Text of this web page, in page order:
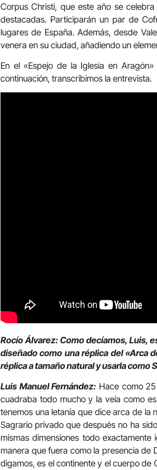
Corpus Christi, que este año se
destacadas. Participarán un par de
lugares de España. Además, desde
venera en su ciudad, añadiendo un
En el «Espejo de la Iglesia en
continuación, transcribimos la entrevista.
Rocío Álvarez: Como decíamos, Luis,
diseñado como una réplica del «Arca
réplica a tamaño natural y usarla como
Luis Manuel Fernández: Hace como
cuadraba todo mucho y la veía como
tenemos una letanía que dice arca de la
Sagrario privado que después no ha
mismas dimensiones todo
manera que fuera como la presencia de
digamos, es el continente y el cuerpo de